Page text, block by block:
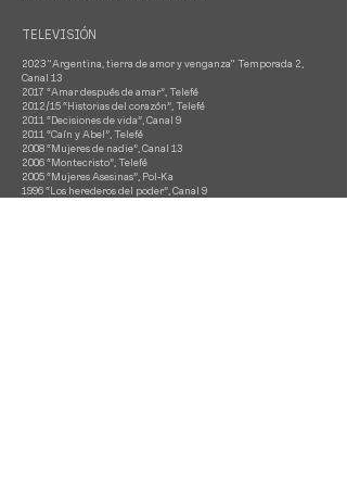
TELEVISIÓN
2023 "Argentina, tierra de amor y venganza" Temporada 2,
Canal 13
2017 “Amar después de amar”, Telefé
2012/15 “Historias del corazón”, Telefé
2011 “Decisiones de vida”, Canal 9
2011 “Caín y Abel”, Telefé
2008 “Mujeres de nadie”, Canal 13
2006 “Montecristo”, Telefé
2005 “Mujeres Asesinas”, Pol-Ka
1996 “Los herederos del poder”, Canal 9